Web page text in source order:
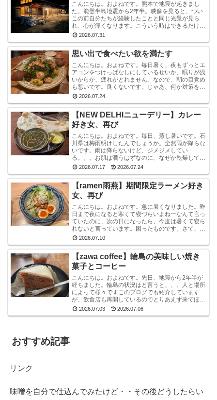
こんにちは。およねです。熊本で地震が起きまし
た。能登半島地震から2年半。映像を見ると、つい
この前自分たちが経験したことと同じ光景が見ら
れ、心が痛くなります。こういう時はできるだけ情
報から離れたほうがいいと言いますが・・・気にな
ります。気にな...
2026.07.31
思い出で食べたい欲を満たす
こんにちは。およねです。毎日暑く、夜もずっとエ
アコンをつけっぱなしにしているせいか、眠りが浅
いからか、疲れがとれません。なので、朝の目覚め
も悪いです。良くないです。じゃあ、何か対策をし
ているかと言われれば、何もしていません。いや、
ストレッチ...
2026.07.24
【NEW DELHIニューデリー】カレー
好き女、再び
こんにちは。およねです。毎日、蒸し暑いです。石
川県は梅雨明けしたんでしょうか。全然雨が降らな
いです。雨は降らないけど、ジメジメしてい
る。。。お肌は潤うはずなのに、なぜか乾燥してい
ます。しかも、おでこと片方のこめかみだけ。年
齢？ストレス？？結...
2026.07.17 2026.07.24
【ramen雨燕】期間限定ラーメン好き
女、再び
こんにちは。およねです。急に暑くなりました。昨
日まで夜になると寒くて寝づらいよねーなんて言っ
ていたのに、次の日になったら、今度は暑くて寝ら
れないと言っています。困ったものです。さて、先
日金沢へ行ったとき、ひさしぶりにひとりラーメン
を堪能して...
2026.07.10
【zawa coffee】輪島の美味しい焼き
菓子とコーヒー
こんにちは。およねです。先日、地震から2年半が
経ちました。輪島の状況はと言うと、、、人と場所
によって様々ですこのブログでも紹介しています
が、飲食店も再開しているのでとりあえず来てほし
いです。宿泊施設は少な目ですが、、、参考サイト
あとコンビニ...
2026.07.03 2026.07.06
おすすめ記事
リンク
味噌を自分で仕込んでみたけど・・その後どうしたらい